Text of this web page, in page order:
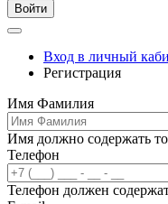
Войти
Вход в личный
Регистрация
Имя Фамилия
Имя должно содержать
Телефон
Телефон должен